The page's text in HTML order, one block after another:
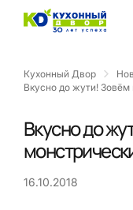
Кухонный Двор
Вкусно до жути!
Вкусно до
16.10.2018